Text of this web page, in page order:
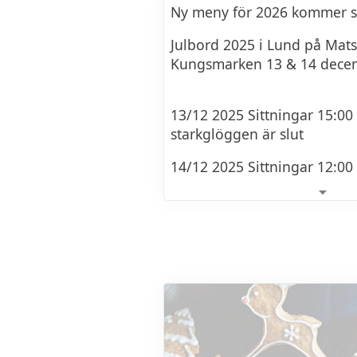
Priset inkluderar dessutom
hemmagjorda glögg vid
Ny meny för 2026 kommer
Julbord 2025 i Lund på
Kungsmarken 13 & 14
13/12 2025 Sittningar
starkglöggen är slut
14/12 2025 Sittningar 12:00
Sedan följer alla godsaker
skånska julen tolkat på vårt
bland annat följande: